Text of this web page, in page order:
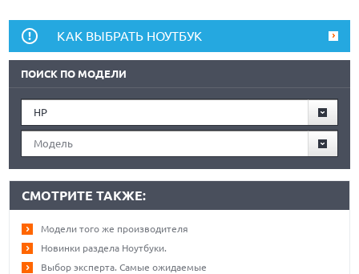
КАК ВЫБРАТЬ НОУТБУК
ПОИСК ПО МОДЕЛИ
HP
Модель
СМОТРИТЕ ТАКЖЕ:
Модели того же производителя
Новинки раздела Ноутбуки.
Выбор эксперта. Самые ожидаемые